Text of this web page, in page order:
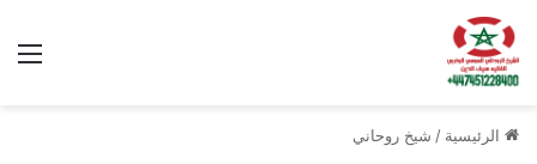
الرئيسية / شيخ روحاني